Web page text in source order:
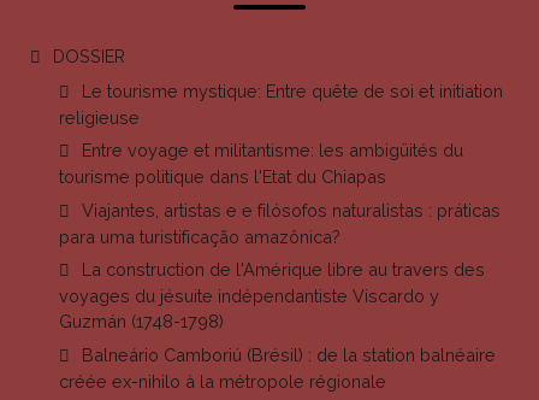
DOSSIER
Le tourisme mystique: Entre quête de soi et initiation
religieuse
Entre voyage et militantisme: les ambigüités du
tourisme politique dans l'Etat du Chiapas
Viajantes, artistas e e filósofos naturalistas : práticas
para uma turistificação amazônica?
La construction de l'Amérique libre au travers des
voyages du jésuite indépendantiste Viscardo y
Guzmán (1748-1798)
Balneário Camboriú (Brésil) : de la station balnéaire
créée ex-nihilo à la métropole régionale